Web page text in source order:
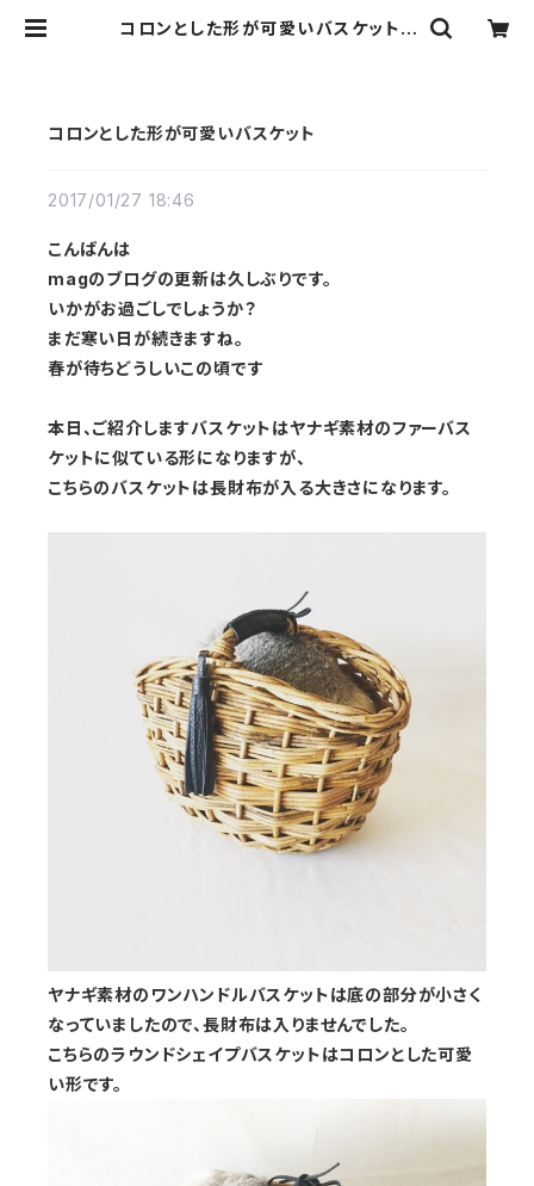
コロンとした形が可愛いバスケット |
コロンとした形が可愛いバスケット
2017/01/27 18:46
こんばんは
magのブログの更新は久しぶりです。
いかがお過ごしでしょうか？
まだ寒い日が続きますね。
春が待ちどうしいこの頃です
本日、ご紹介しますバスケットはヤナギ素材のファーバス
ケットに似ている形になりますが、
こちらのバスケットは長財布が入る大きさになります。
ヤナギ素材のワンハンドルバスケットは底の部分が小さく
なっていましたので、長財布は入りませんでした。
こちらのラウンドシェイプバスケットはコロンとした可愛
い形です。